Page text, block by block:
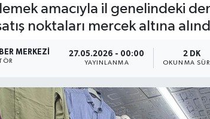
amacıyla il genelindeki
noktaları mercek altına
MERKEZI 27.05.2026 - 00:00
YAYINLANMA
2 DK
OKUNMA